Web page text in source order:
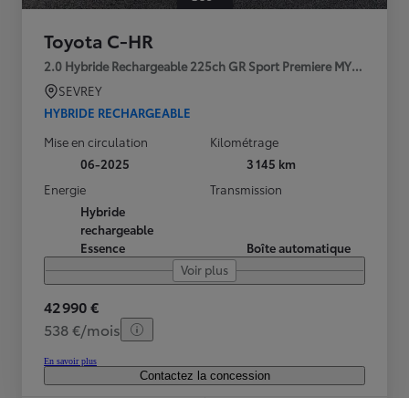
Toyota C-HR
2.0 Hybride Rechargeable 225ch GR Sport Premiere MY25
SEVREY
HYBRIDE RECHARGEABLE
Mise en circulation
06-2025
Kilométrage
3 145 km
Energie
Hybride
rechargeable
Essence
Transmission
Boîte automatique
Voir plus
42 990 €
538 €/mois
En savoir plus
Contactez la concession